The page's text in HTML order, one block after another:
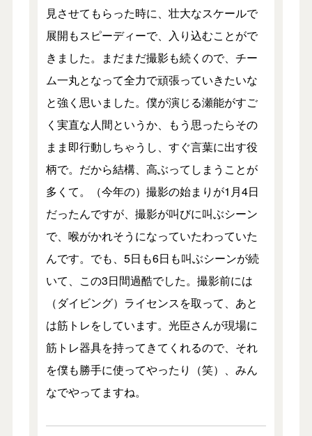
見させてもらった時に、壮大なスケールで
展開もスピーディーで、入り込むことがで
きました。まだまだ撮影も続くので、チー
ム一丸となって全力で頑張っていきたいな
と強く思いました。僕が演じる瀬能がすご
く実直な人間というか、もう思ったらその
まま即行動しちゃうし、すぐ言葉に出す役
柄で。だから結構、高ぶってしまうことが
多くて。（今年の）撮影の始まりが1月4日
だったんですが、撮影が叫びに叫ぶシーン
で、喉がかれそうになっていたわっていた
んです。でも、5日も6日も叫ぶシーンが続
いて、この3日間過酷でした。撮影前には
（ダイビング）ライセンスを取って、あと
は筋トレをしています。光臣さんが現場に
筋トレ器具を持ってきてくれるので、それ
を僕も勝手に使ってやったり（笑）、みん
なでやってますね。